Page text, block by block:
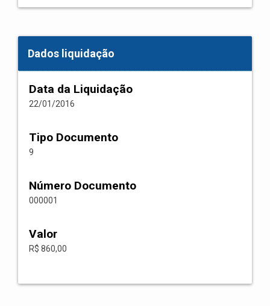
Dados liquidação
Data da Liquidação
22/01/2016
Tipo Documento
9
Número Documento
000001
Valor
R$ 860,00